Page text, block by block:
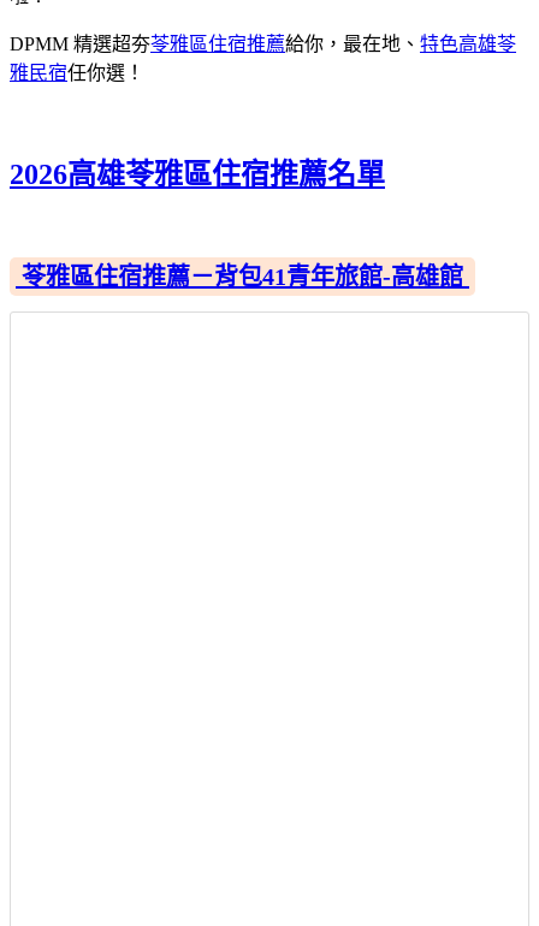
DPMM 精選超夯苓雅區住宿推薦給你，最在地、 特色高雄苓
雅民宿任你選！
2026高雄苓雅區住宿推薦名單
苓雅區住宿推薦－背包41青年旅館-高雄館